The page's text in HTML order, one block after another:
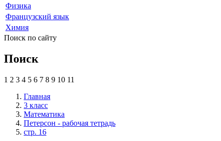
Физика
Французский язык
Химия
Поиск по сайту
Поиск
1 2 3 4 5 6 7 8 9 10 11
Главная
3 класс
Математика
Петерсон - рабочая тетрадь
стр. 16